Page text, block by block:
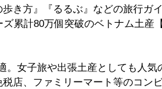
き方』『るるぶ』などの旅行ガ
累計80万個突破のベトナム土産
。女子旅や出張土産としても人気
店、ファミリーマート等のコン